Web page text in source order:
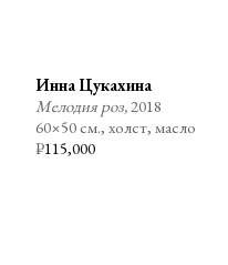
₽115,000
Инна Цукахина
Мелодия роз, 2018
60×50 см., холст, масло